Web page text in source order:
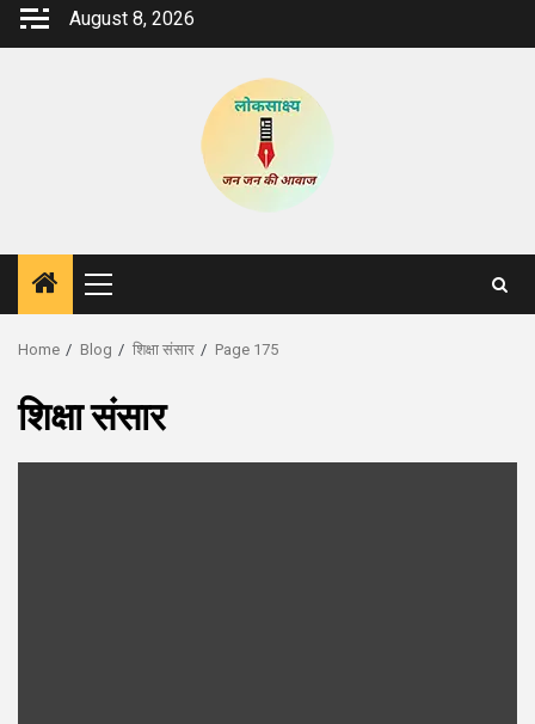
Skip
August 8, 2026
Primary
Menu
Home Blog शिक्षा संसार Page 175
शिक्षा संसार